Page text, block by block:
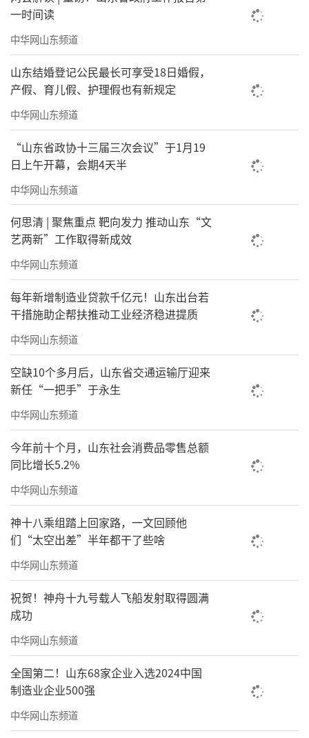
一时间读
中华网山东频道
山东结婚登记公民最长可享受18日婚假，
产假、育儿假、护理假也有新规定
中华网山东频道
“山东省政协十三届三次会议”于1月19
日上午开幕，会期4天半
中华网山东频道
何思清 | 聚焦重点 靶向发力 推动山东“文
艺两新”工作取得新成效
中华网山东频道
每年新增制造业贷款千亿元！山东出台若
干措施助企帮扶推动工业经济稳进提质
中华网山东频道
空缺10个多月后，山东省交通运输厅迎来
新任“一把手”于永生
中华网山东频道
今年前十个月，山东社会消费品零售总额
同比增长5.2%
中华网山东频道
神十八乘组踏上回家路，一文回顾他
们“太空出差”半年都干了些啥
中华网山东频道
祝贺！神舟十九号载人飞船发射取得圆满
成功
中华网山东频道
全国第二！山东68家企业入选2024中国
制造业企业500强
中华网山东频道